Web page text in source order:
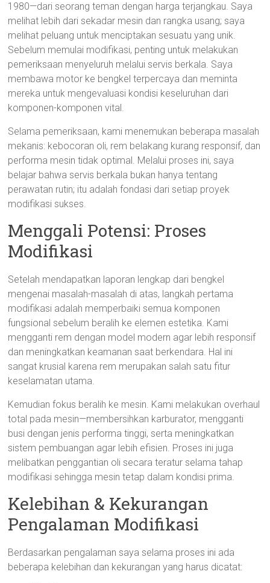
1980—dari seorang teman dengan harga terjangkau. Saya
melihat lebih dari sekadar mesin dan rangka usang; saya
melihat peluang untuk menciptakan sesuatu yang unik.
Sebelum memulai modifikasi, penting untuk melakukan
pemeriksaan menyeluruh melalui servis berkala. Saya
membawa motor ke bengkel terpercaya dan meminta
mereka untuk mengevaluasi kondisi keseluruhan dari
komponen-komponen vital.
Selama pemeriksaan, kami menemukan beberapa masalah
mekanis: kebocoran oli, rem belakang kurang responsif, dan
performa mesin tidak optimal. Melalui proses ini, saya
belajar bahwa servis berkala bukan hanya tentang
perawatan rutin; itu adalah fondasi dari setiap proyek
modifikasi sukses.
Menggali Potensi: Proses
Modifikasi
Setelah mendapatkan laporan lengkap dari bengkel
mengenai masalah-masalah di atas, langkah pertama
modifikasi adalah memperbaiki semua komponen
fungsional sebelum beralih ke elemen estetika. Kami
mengganti rem dengan model modern agar lebih responsif
dan meningkatkan keamanan saat berkendara. Hal ini
sangat krusial karena rem merupakan salah satu fitur
keselamatan utama.
Kemudian fokus beralih ke mesin. Kami melakukan overhaul
total pada mesin—membersihkan karburator, mengganti
busi dengan jenis performa tinggi, serta meningkatkan
sistem pembuangan agar lebih efisien. Proses ini juga
melibatkan penggantian oli secara teratur selama tahap
modifikasi sehingga mesin tetap dalam kondisi prima.
Kelebihan & Kekurangan
Pengalaman Modifikasi
Berdasarkan pengalaman saya selama proses ini ada
beberapa kelebihan dan kekurangan yang harus dicatat: